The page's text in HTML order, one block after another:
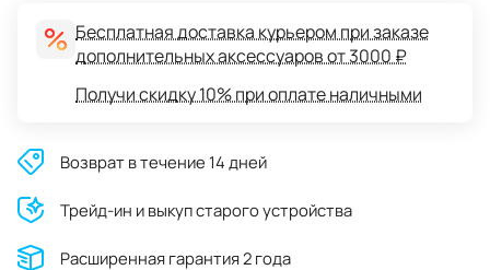
Бесплатная доставка курьером при заказе
дополнительных аксессуаров от 3000 ₽
Получи скидку 10% при оплате наличными
Возврат в течение 14 дней
Трейд-ин и выкуп старого устройства
Расширенная гарантия 2 года